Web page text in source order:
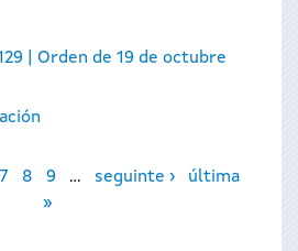
| Orden de 19 de octubre
7 8 9 … seguinte ›
última
»